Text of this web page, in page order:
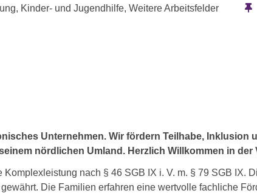
Kinder- und Jugendhilfe, Weitere Arbeitsfelder
Unternehmen. Wir fördern Teilhabe,
nördlichen Umland. Herzlich Willkommen in
nach § 46 SGB IX i. V. m. § 79 SGB IX.
Die Familien erfahren eine wertvolle fachliche